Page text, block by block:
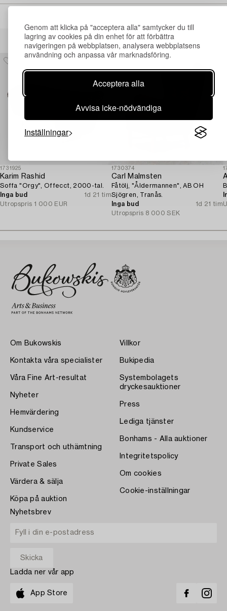
Genom att klicka på "acceptera alla" samtycker du till
lagring av cookies på din enhet för att förbättra
navigeringen på webbplatsen, analysera webbplatsens
användning och anpassa vår marknadsföring.
Acceptera alla
Avvisa icke-nödvändiga
Inställningar
Andra har även tittat på
1731925
Karim Rashid
Soffa "Orgy", Offecct, 2000-tal.
Inga bud
1d 21 tim
Utropspris 1 000 EUR
1730374
Carl Malmsten
Fåtölj, "Åldermannen", AB OH
Sjögren, Tranås.
Inga bud
1d 21 tim
Utropspris 8 000 SEK
Om Bukowskis
Kontakta våra specialister
Våra Fine Art-resultat
Nyheter
Hemvärdering
Kundservice
Transport och uthämtning
Private Sales
Värdera & sälja
Köpa på auktion
Villkor
Bukipedia
Systembolagets
dryckesauktioner
Press
Lediga tjänster
Bonhams - Alla auktioner
Integritetspolicy
Om cookies
Cookie-inställningar
Nyhetsbrev
Ladda ner vår app
App Store